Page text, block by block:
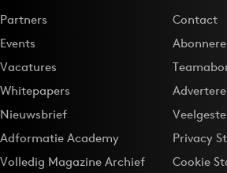
Partners
Events
Vacatures
Whitepapers
Nieuwsbrief
Adformatie Academy
Volledig Magazine Archief
Contact
Privacy
Cookie